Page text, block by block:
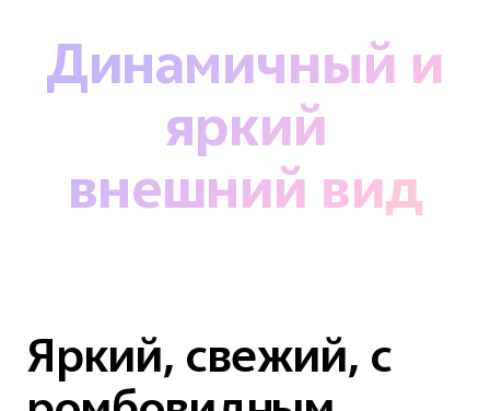
Динамичный и
яркий
внешний вид
Яркий, свежий, с